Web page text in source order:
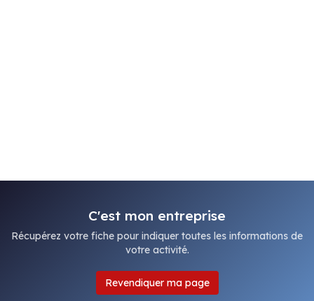
C'est mon entreprise
Récupérez votre fiche pour indiquer toutes les informations de
votre activité.
Revendiquer ma page